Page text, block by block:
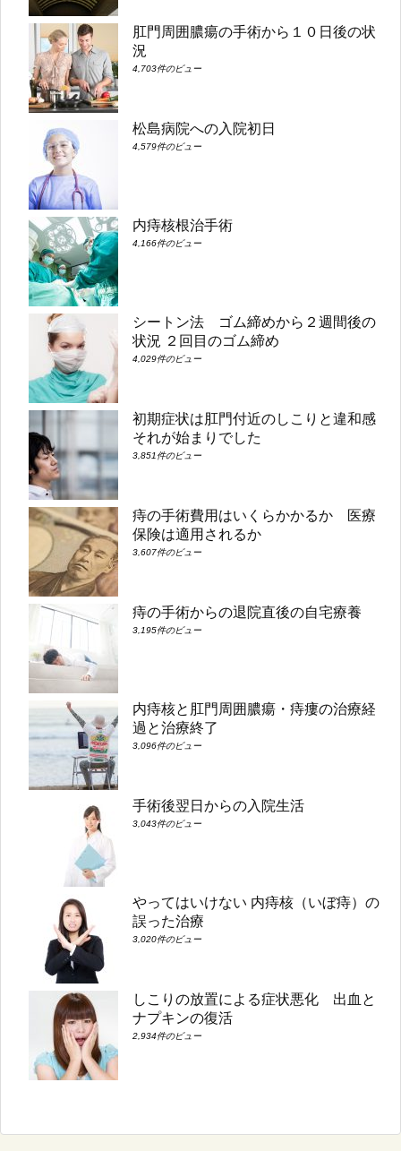
肛門周囲膿瘍の手術から１０日後の状
況
4,703件のビュー
松島病院への入院初日
4,579件のビュー
内痔核根治手術
4,166件のビュー
シートン法 ゴム締めから２週間後の
状況 ２回目のゴム締め
4,029件のビュー
初期症状は肛門付近のしこりと違和感
それが始まりでした
3,851件のビュー
痔の手術費用はいくらかかるか 医療
保険は適用されるか
3,607件のビュー
痔の手術からの退院直後の自宅療養
3,195件のビュー
内痔核と肛門周囲膿瘍・痔瘻の治療経
過と治療終了
3,096件のビュー
手術後翌日からの入院生活
3,043件のビュー
やってはいけない 内痔核（いぼ痔）の
誤った治療
3,020件のビュー
しこりの放置による症状悪化 出血と
ナプキンの復活
2,934件のビュー